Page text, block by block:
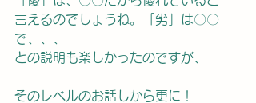
言えるのでしょうね。「劣」は〇〇
で、、、
との説明も楽しかったのですが、
そのレベルのお話しから更に！